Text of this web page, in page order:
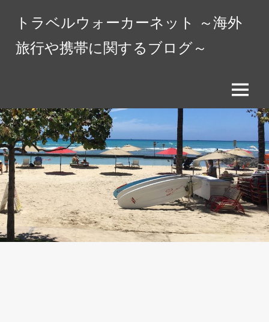
ス
キ
ッ
プ
トラベルウォーカーネット ～海外
旅行や携帯に関するブログ～
メ
ー